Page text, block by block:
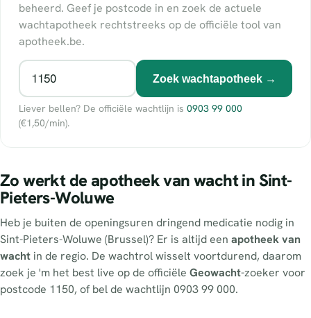
beheerd. Geef je postcode in en zoek de actuele
wachtapotheek rechtstreeks op de officiële tool van
apotheek.be.
Zoek wachtapotheek →
Liever bellen? De officiële wachtlijn is 0903 99 000
(€1,50/min).
Zo werkt de apotheek van wacht in Sint-
Pieters-Woluwe
Heb je buiten de openingsuren dringend medicatie nodig in
Sint-Pieters-Woluwe (Brussel)? Er is altijd een apotheek van
wacht in de regio. De wachtrol wisselt voortdurend, daarom
zoek je 'm het best live op de officiële Geowacht-zoeker voor
postcode 1150, of bel de wachtlijn 0903 99 000.